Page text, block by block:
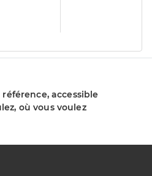
accessible
où vous voulez